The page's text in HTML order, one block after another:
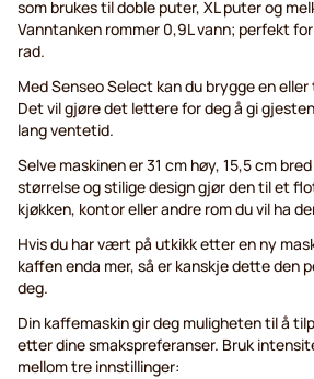
som brukes til doble puter, XL puter og
Vanntanken rommer 0,9L vann; perfekt
rad.
Med Senseo Select kan du brygge en
Det vil gjøre det lettere for deg å gi
lang ventetid.
Selve maskinen er 31 cm høy, 15,5 cm
størrelse og stilige design gjør den til et
kjøkken, kontor eller andre rom du vil ha
Hvis du har vært på utkikk etter en ny
kaffen enda mer, så er kanskje dette den
deg.
Din kaffemaskin gir deg muligheten til å
etter dine smakspreferanser. Bruk
mellom tre innstillinger: